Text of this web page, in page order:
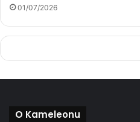
01/07/2026
O Kameleonu